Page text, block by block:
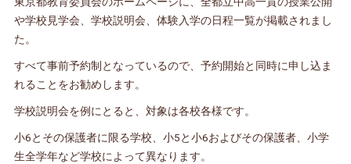
や学校見学会、学校説明会、体験入学の日程一覧が掲載されまし
た。
すべて事前予約制となっているので、予約開始と同時に申し込ま
れることをお勧めします。
学校説明会を例にとると、対象は各校各様です。
小6とその保護者に限る学校、小5と小6およびその保護者、小学
生全学年など学校によって異なります。